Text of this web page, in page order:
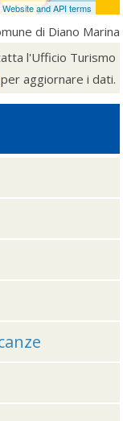
Website and API terms
di Diano Marina
l'Ufficio Turismo
per aggiornare i dati.